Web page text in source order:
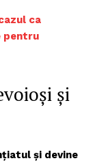
ca
pentru
și
și devine